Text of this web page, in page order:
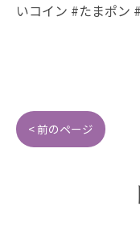
いコイン #たまポン
< 前のページ